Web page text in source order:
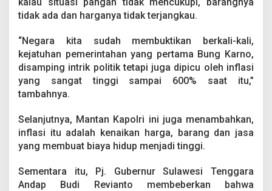
a
T
a
m
e
k
e
n
tidak ada dan harganya tidak terjangkau.
“Negara kita sudah membuktikan berkali-kali,
kejatuhan pemerintahan yang pertama Bung Karno,
disamping intrik politik tetapi juga dipicu oleh inflasi
yang sangat tinggi sampai 600% saat itu,”
tambahnya.
Selanjutnya, Mantan Kapolri ini juga menambahkan,
inflasi itu adalah kenaikan harga, barang dan jasa
yang membuat biaya hidup menjadi tinggi.
Sementara itu, Pj. Gubernur Sulawesi Tenggara
Andap Budi Revianto membeberkan bahwa